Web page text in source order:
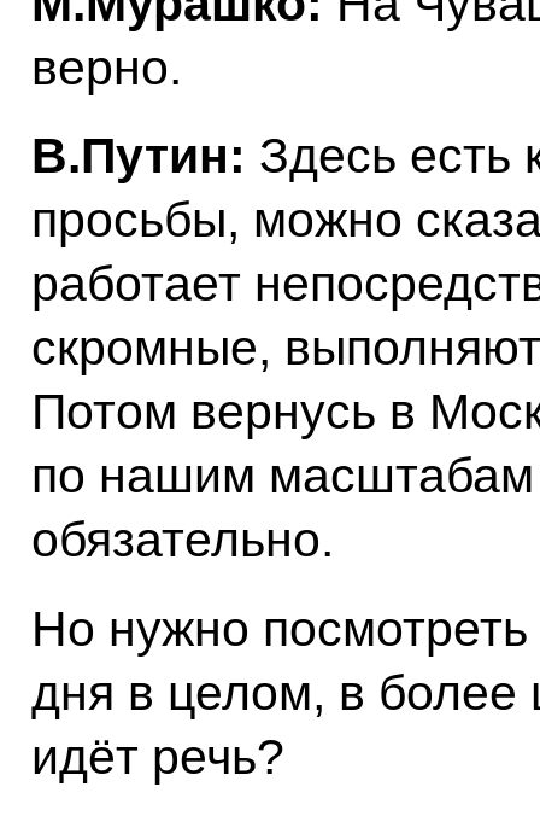
верно.
В.Путин: Здесь есть
просьбы, можно
работает
скромные,
Потом вернусь в
по нашим масштабам
обязательно.
Но нужно
дня в целом, в
идёт речь?